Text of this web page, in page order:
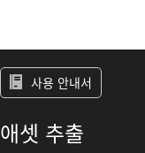
사용 안내서
애셋 추출